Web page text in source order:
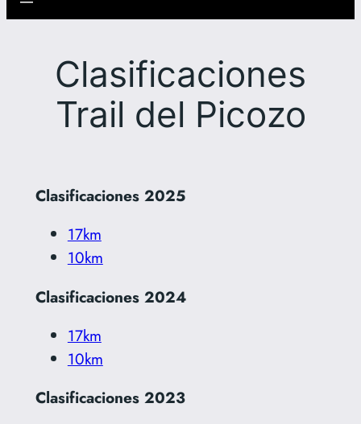
Clasificaciones
Trail del Picozo
Clasificaciones 2025
17km
10km
Clasificaciones 2024
17km
10km
Clasificaciones 2023